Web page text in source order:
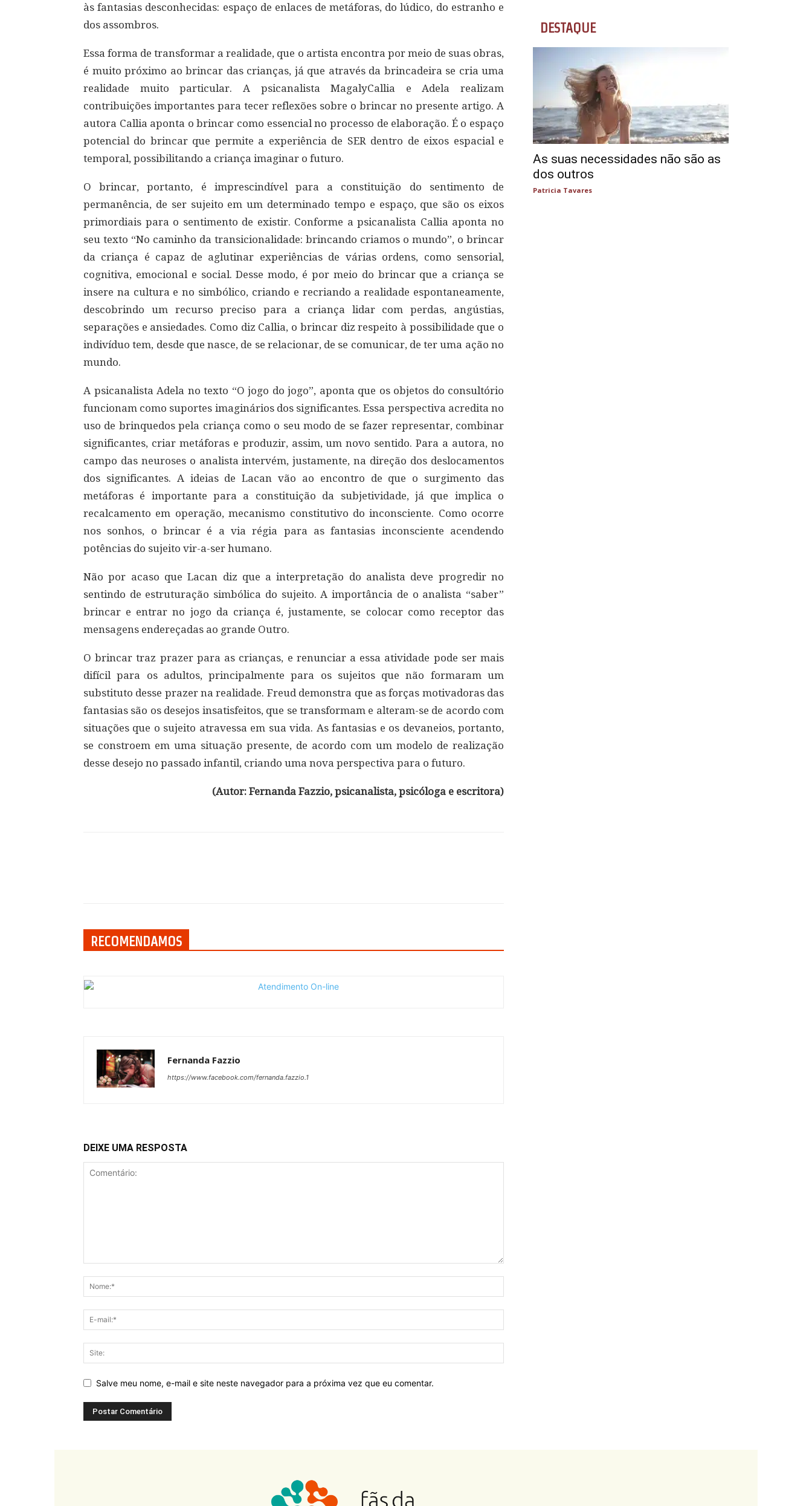
às fantasias desconhecidas: espaço de enlaces de metáforas, do lúdico, do estranho e
dos assombros.
Essa forma de transformar a realidade, que o artista encontra por meio de suas obras,
é muito próximo ao brincar das crianças, já que através da brincadeira se cria uma
realidade muito particular. A psicanalista MagalyCallia e Adela realizam
contribuições importantes para tecer reflexões sobre o brincar no presente artigo. A
autora Callia aponta o brincar como essencial no processo de elaboração. É o espaço
potencial do brincar que permite a experiência de SER dentro de eixos espacial e
temporal, possibilitando a criança imaginar o futuro.
O brincar, portanto, é imprescindível para a constituição do sentimento de
permanência, de ser sujeito em um determinado tempo e espaço, que são os eixos
primordiais para o sentimento de existir. Conforme a psicanalista Callia aponta no
seu texto “No caminho da transicionalidade: brincando criamos o mundo”, o brincar
da criança é capaz de aglutinar experiências de várias ordens, como sensorial,
cognitiva, emocional e social. Desse modo, é por meio do brincar que a criança se
insere na cultura e no simbólico, criando e recriando a realidade espontaneamente,
descobrindo um recurso preciso para a criança lidar com perdas, angústias,
separações e ansiedades. Como diz Callia, o brincar diz respeito à possibilidade que o
indivíduo tem, desde que nasce, de se relacionar, de se comunicar, de ter uma ação no
mundo.
A psicanalista Adela no texto “O jogo do jogo”, aponta que os objetos do consultório
funcionam como suportes imaginários dos significantes. Essa perspectiva acredita no
uso de brinquedos pela criança como o seu modo de se fazer representar, combinar
significantes, criar metáforas e produzir, assim, um novo sentido. Para a autora, no
campo das neuroses o analista intervém, justamente, na direção dos deslocamentos
dos significantes. A ideias de Lacan vão ao encontro de que o surgimento das
metáforas é importante para a constituição da subjetividade, já que implica o
recalcamento em operação, mecanismo constitutivo do inconsciente. Como ocorre
nos sonhos, o brincar é a via régia para as fantasias inconsciente acendendo
potências do sujeito vir-a-ser humano.
Não por acaso que Lacan diz que a interpretação do analista deve progredir no
sentindo de estruturação simbólica do sujeito. A importância de o analista “saber”
brincar e entrar no jogo da criança é, justamente, se colocar como receptor das
mensagens endereçadas ao grande Outro.
O brincar traz prazer para as crianças, e renunciar a essa atividade pode ser mais
difícil para os adultos, principalmente para os sujeitos que não formaram um
substituto desse prazer na realidade. Freud demonstra que as forças motivadoras das
fantasias são os desejos insatisfeitos, que se transformam e alteram-se de acordo com
situações que o sujeito atravessa em sua vida. As fantasias e os devaneios, portanto,
se constroem em uma situação presente, de acordo com um modelo de realização
desse desejo no passado infantil, criando uma nova perspectiva para o futuro.
(Autor: Fernanda Fazzio, psicanalista, psicóloga e escritora)
RECOMENDAMOS
Fernanda Fazzio
https://www.facebook.com/fernanda.fazzio.1
DEIXE UMA RESPOSTA
Salve meu nome, e-mail e site neste navegador para a próxima vez que eu comentar.
DESTAQUE
As suas necessidades não são as
dos outros
Patricia Tavares